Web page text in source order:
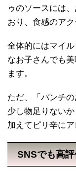
ゥのソースには
おり、食感のアク
全体的にはマイ
なお子さんでも
ます。
ただ、「パンチ
少し物足りない
加えてピリ辛に
SNSでも高